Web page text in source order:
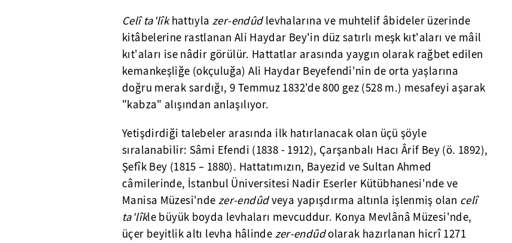
Celî ta'lîkhattıyla zer-endûdlevhalarına ve muhtelif âbideler üzerinde
kitâbelerine rastlanan Ali Haydar Bey'in düz satırlı meşk kıt'aları ve mâil
kıt'aları ise nâdir görülür. Hattatlar arasında yaygın olarak rağbet edilen
kemankeşliğe (okçuluğa) Ali Haydar Beyefendi'nin de orta yaşlarına
doğru merak sardığı, 9 Temmuz 1832'de 800 gez (528 m.) mesafeyi aşarak
"kabza" alışından anlaşılıyor.
Yetişdirdiği talebeler arasında ilk hatırlanacak olan üçü şöyle
sıralanabilir: Sâmi Efendi (1838 - 1912), Çarşanbalı Hacı Ârif Bey (ö. 1892),
Şefîk Bey (1815 – 1880). Hattatımızın, Bayezid ve Sultan Ahmed
câmilerinde, İstanbul Üniversitesi Nadir Eserler Kütübhanesi'nde ve
Manisa Müzesi'nde zer-endûdveya yapışdırma altınla işlenmiş olan celî
ta'lîkle büyük boyda levhaları mevcuddur. Konya Mevlânâ Müzesi'nde,
üçer beyitlik altı levha hâlinde zer-endûdolarak hazırlanan hicrî 1271